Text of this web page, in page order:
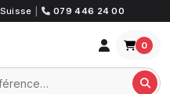
079 446 24 00
0